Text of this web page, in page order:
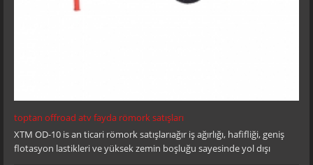
toptan offroad atv fayda römork satışları
XTM OD-10 is an ticari römork satışlarıağır iş ağırlığı, hafifliği, geniş
flotasyon lastikleri ve yüksek zemin boşluğu sayesinde yol dışı